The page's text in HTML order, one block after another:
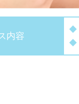
内容
◆
◆